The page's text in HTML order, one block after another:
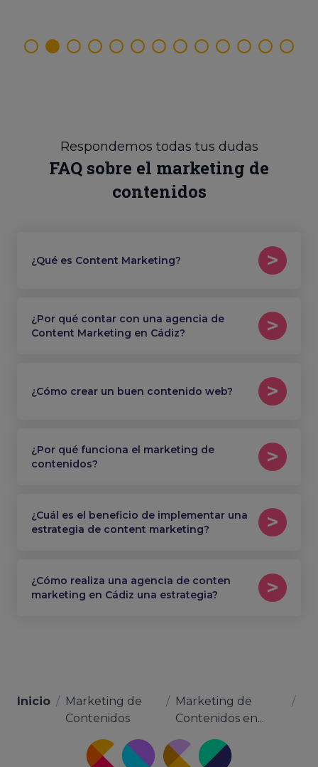
Respondemos todas tus dudas
FAQ sobre el marketing de
contenidos
¿Qué es Content Marketing?
¿Por qué contar con una agencia de
Content Marketing en Cádiz?
¿Cómo crear un buen contenido web?
¿Por qué funciona el marketing de
contenidos?
¿Cuál es el beneficio de implementar una
estrategia de content marketing?
¿Cómo realiza una agencia de conten
marketing en Cádiz una estrategia?
Inicio / Marketing de
Contenidos
/ Marketing de
Contenidos en...
/